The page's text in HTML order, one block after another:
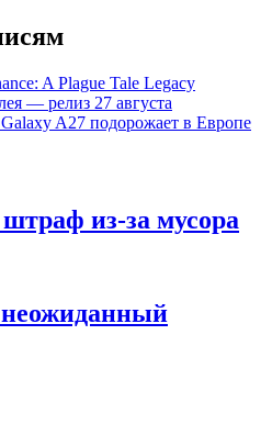
A Plague Tale Legacy
— релиз 27 августа
A27 подорожает в Европе
штраф из-за мусора